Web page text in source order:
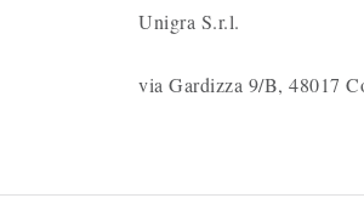
Unigra S.r.l.
via Gardizza 9/B, 48017